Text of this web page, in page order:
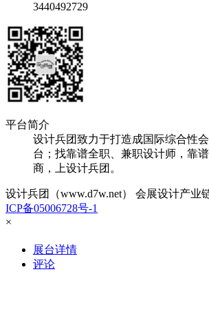
3440492729
平台简介
设计兵团致力于打造成国际综合性
台；找靠谱全职、兼职设计师，靠
商，上设计兵团。
设计兵团（www.d7w.net） 会展设计产业
ICP备05006728号-1
×
展台详情
评论